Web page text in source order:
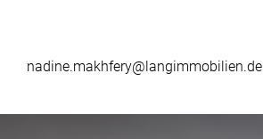
nadine.makhfery@langimmobilien.de